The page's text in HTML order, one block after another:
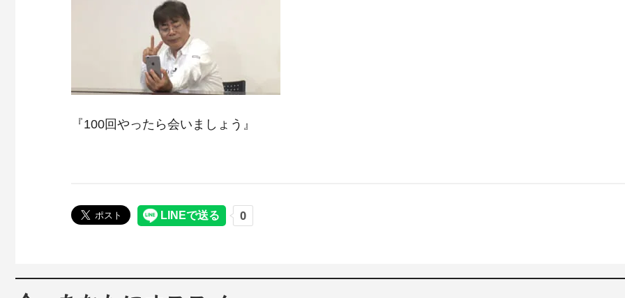
『100回やったら会いましょう』